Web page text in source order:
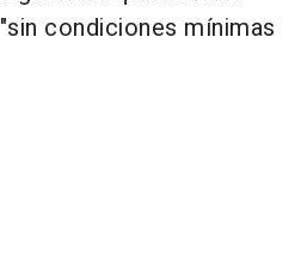
condiciones mínimas